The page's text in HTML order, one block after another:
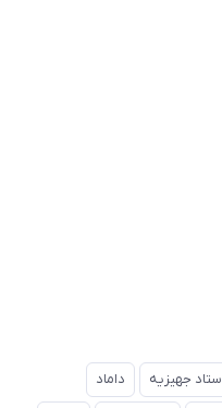
ستاد جهیزیه داماد